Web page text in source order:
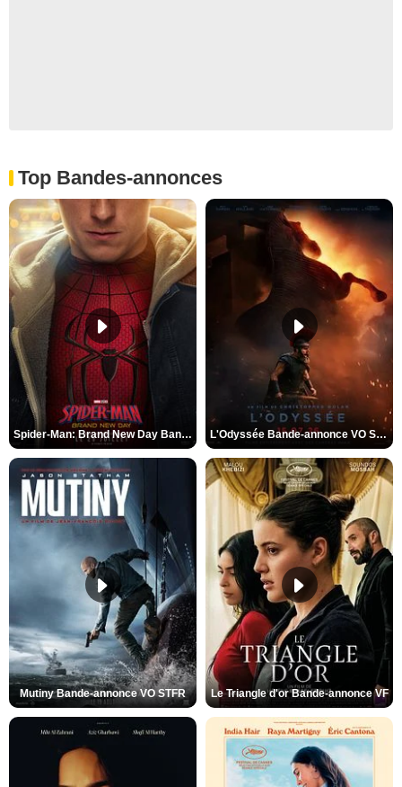
Top Bandes-annonces
Spider-Man: Brand New Day Bande-annonce VO STFR L'Odyssée Bande-annonce VO STFR
Mutiny Bande-annonce VO STFR Le Triangle d'or Bande-annonce VF